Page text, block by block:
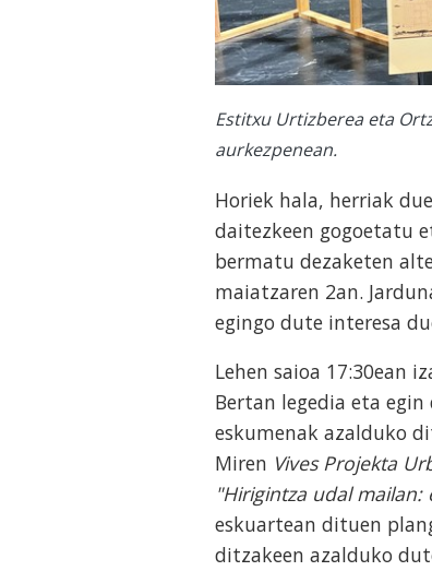
Estitxu Urtizberea eta
aurkezpenean.
Horiek hala, herriak
daitezkeen gogoetatu
bermatu dezaketen
maiatzaren 2an.
egingo dute interesa
Lehen saioa 17:30ean
Bertan legedia eta
eskumenak azalduko
Miren Vives Projekta
"Hirigintza udal
eskuartean dituen
ditzakeen azalduko